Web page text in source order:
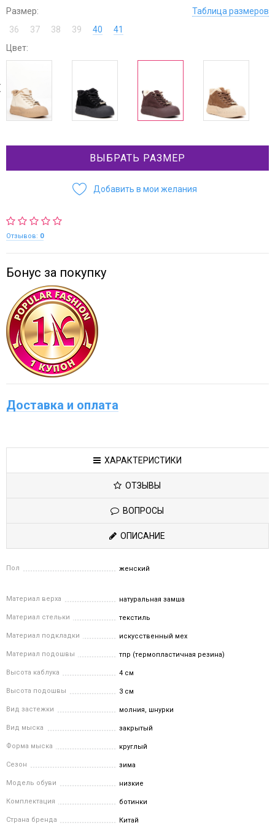
Размер:
Таблица размеров
36
37 38 39 40
41
Цвет:
ВЫБРАТЬ РАЗМЕР
Добавить в мои желания
Отзывов: 0
Бонус за покупку
Доставка и оплата
ХАРАКТЕРИСТИКИ
ОТЗЫВЫ
ВОПРОСЫ
ОПИСАНИЕ
Пол женский
Материал верха натуральная замша
Материал стельки текстиль
Материал подкладки искусственный мех
Материал подошвы тпр (термопластичная резина)
Высота каблука 4 см
Высота подошвы 3 см
Вид застежки молния, шнурки
Вид мыска закрытый
Форма мыска круглый
Сезон зима
Модель обуви низкие
Комплектация ботинки
Страна бренда Китай